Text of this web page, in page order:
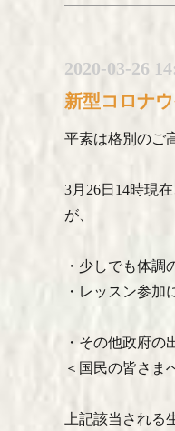
2020-03-26
新型コロナ
平素は格別のご
3月26日14時現
が、
・少しでも体調
・レッスン参加
・その他政府の
＜国民の皆さま
上記該当され